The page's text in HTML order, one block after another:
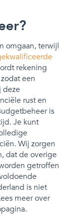
omgaan, terwijl
rekening
een
deze
rust en
is
Je kunt
Wij zorgen
dat de overige
getroffen
is niet
meer over